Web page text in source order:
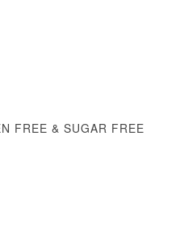
FREE & SUGAR FREE